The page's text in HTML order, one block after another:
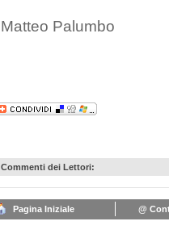
Matteo Palumbo
Commenti dei Lettori:
Pagina Iniziale
@